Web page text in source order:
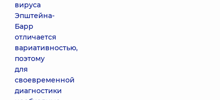
вируса
Эпштейна-
Барр
отличается
вариативностью,
поэтому
для
своевременной
диагностики